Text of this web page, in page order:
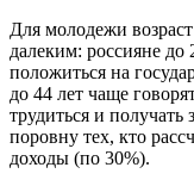
Для молодежи
далеким: россияне до
положиться на
до 44 лет чаще
трудиться и получать
поровну тех, кто
доходы (по 30%).